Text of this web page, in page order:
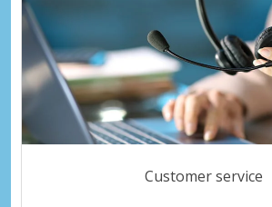
Customer service